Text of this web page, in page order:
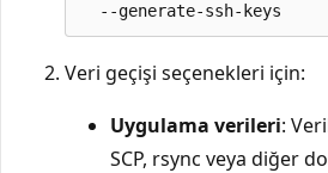
Veri geçişi seçenekleri için:
Uygulama verileri:
SCP, rsync veya diğer